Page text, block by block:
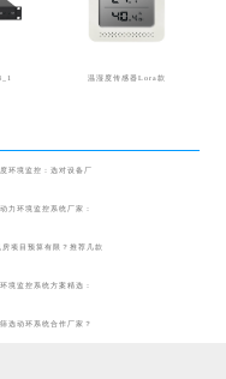
温湿度传感器Lora款
环境监控：选对设备厂
力环境监控系统厂家：
房项目预算有限？推荐几款
境监控系统方案精选：
选动环系统合作厂家？